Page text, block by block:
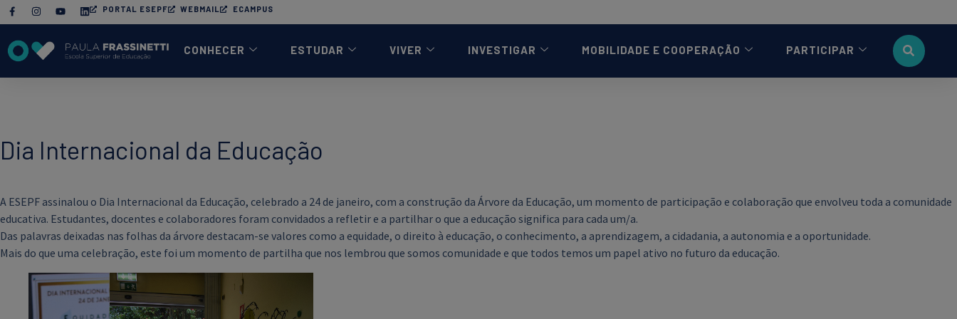
PORTAL ESEPF WEBMAIL ECAMPUS
CONHECER ESTUDAR VIVER INVESTIGAR MOBILIDADE E COOPERAÇÃO PARTICIPAR
Dia Internacional da Educação
A ESEPF assinalou o Dia Internacional da Educação, celebrado a 24 de janeiro, com a construção da Árvore da Educação, um momento de participação e colaboração que envolveu toda a comunidade
educativa. Estudantes, docentes e colaboradores foram convidados a refletir e a partilhar o que a educação significa para cada um/a.
Das palavras deixadas nas folhas da árvore destacam-se valores como a equidade, o direito à educação, o conhecimento, a aprendizagem, a cidadania, a autonomia e a oportunidade.
Mais do que uma celebração, este foi um momento de partilha que nos lembrou que somos comunidade e que todos temos um papel ativo no futuro da educação.